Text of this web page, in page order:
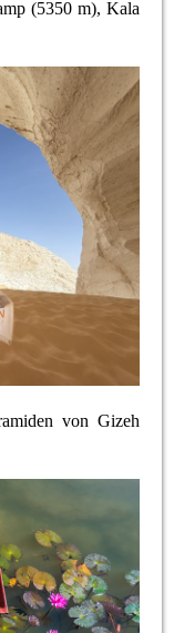
(5350 m), Kala
von Gizeh